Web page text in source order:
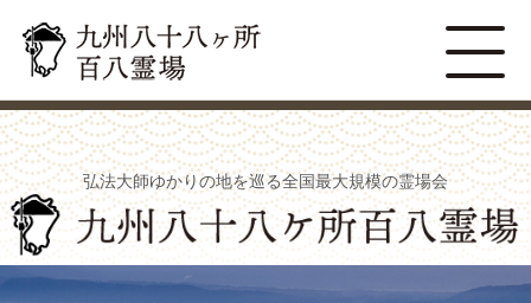
弘法大師ゆかりの地を巡る全国最大規模の霊場会